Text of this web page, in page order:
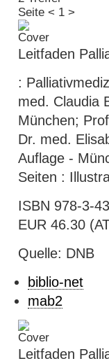
Seite < 1 >
Leitfaden
:
med. Claudia
München;
Dr. med.
Auflage -
Seiten :
ISBN 978-3-
EUR 46.30
Quelle: DNB
biblio-net
mab2
Leitfaden